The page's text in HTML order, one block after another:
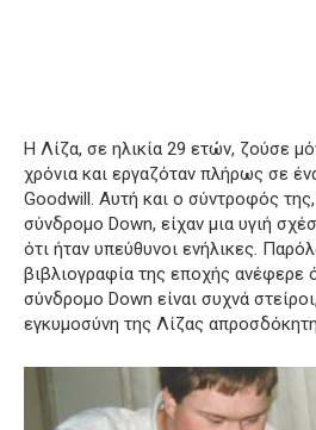
Η Λίζα, σε ηλικία 29 ετών, ζούσε
χρόνια και εργαζόταν πλήρως σε
Goodwill. Αυτή και ο σύντροφός
σύνδρομο Down, είχαν μια υγιή
ότι ήταν υπεύθυνοι ενήλικες.
βιβλιογραφία της εποχής ανέφερε
σύνδρομο Down είναι συχνά
εγκυμοσύνη της Λίζας